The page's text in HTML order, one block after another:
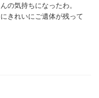
の気持ちになったわ。
きれいにご遺体が残って